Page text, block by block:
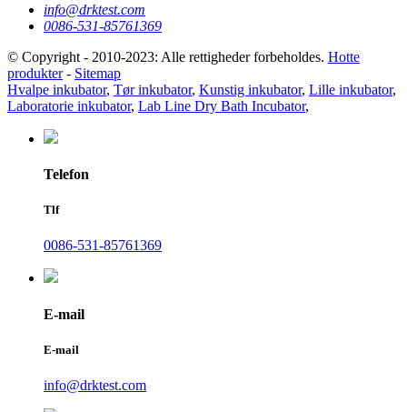
info@drktest.com
0086-531-85761369
© Copyright - 2010-2023: Alle rettigheder forbeholdes. Hotte
produkter- Sitemap
Hvalpe inkubator, Tør inkubator, Kunstig inkubator, Lille inkubator,
Laboratorie inkubator, Lab Line Dry Bath Incubator,
Telefon
Tlf
0086-531-85761369
E-mail
E-mail
info@drktest.com